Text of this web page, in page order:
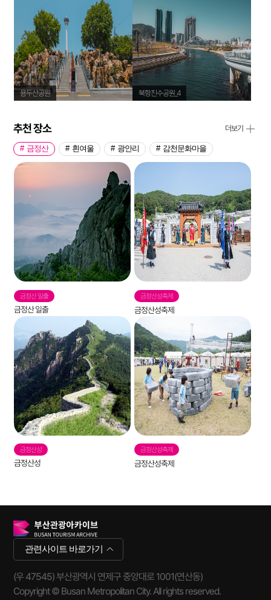
용두산공원 북항친수공원_4
추천 장소 더보기
금정산 흰여울 광안리 감천문화마을
금정산 일출
금정산 일출
금정산성축제
금정산성축제
금정산성
금정산성
금정산성축제
금정산성축제
관련사이트 바로가기
(우 47545) 부산광역시 연제구 중앙대로 1001(연산동)
Copyright © Busan Metropolitan City. All rights reserved.